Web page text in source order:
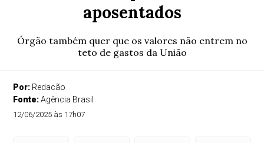
aposentados
Órgão também quer que os valores não entrem no
teto de gastos da União
Por: Redacão
Fonte:Agência Brasil
12/06/2025 às 17h07